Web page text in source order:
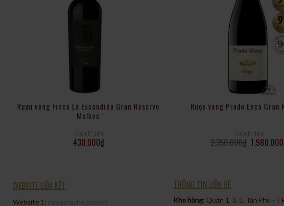
Rượu vang Finca La Escondida Gran Reserve
Malbec
750ml / 14%
430.000₫
Rượu vang Prado Enea Gran
750ml / 14%
2.350.000₫ 1.980.000
WEBSITE LIÊN KẾT:
Website 1: ruouphache.com.vn
THÔNG TIN LIÊN HỆ
Kho hàng: Quận 1, 3, 5, Tân Phú -